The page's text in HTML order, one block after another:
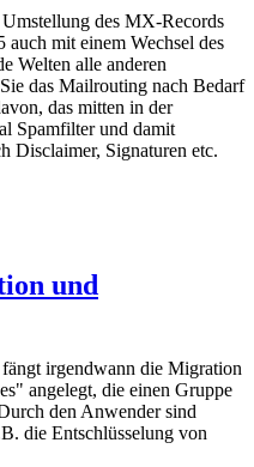
des MX-Records
mit einem Wechsel des
Welten alle anderen
das Mailrouting nach Bedarf
das mitten in der
Spamfilter und damit
Disclaimer, Signaturen etc.
und
irgendwann die Migration
angelegt, die einen Gruppe
den Anwender sind
die Entschlüsselung von